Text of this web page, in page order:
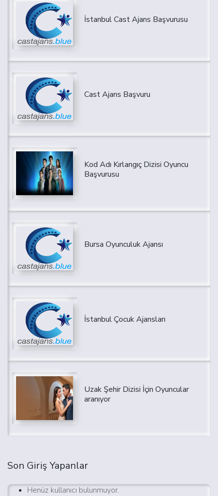
İstanbul Cast Ajans Başvurusu
Cast Ajans Başvuru
Kod Adı Kırlangıç Dizisi Oyuncu
Başvurusu
Bursa Oyunculuk Ajansı
İstanbul Çocuk Ajansları
Uzak Şehir Dizisi İçin Oyuncular
aranıyor
Son Giriş Yapanlar
Henüz kullanıcı bulunmuyor.